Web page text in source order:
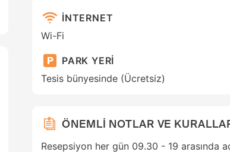
İNTERNET
Wi-Fi
PARK YERİ
Tesis bünyesinde (Ücretsiz)
ÖNEMLİ NOTLAR VE
Resepsiyon her gün 09.30 - 19 arasında